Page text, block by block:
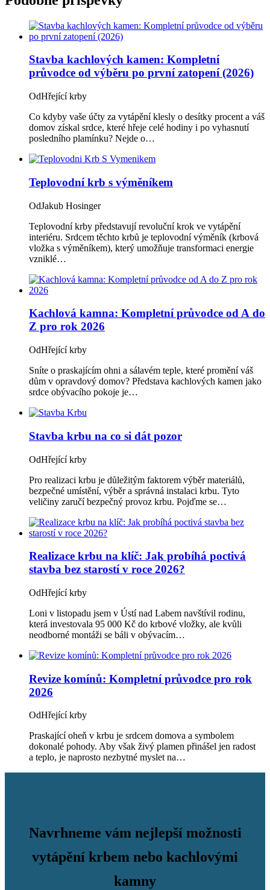
Stavba kachlových kamen: Kompletní
průvodce od výběru po první zatopení (2026)
OdHřející krby
Co kdyby vaše účty za vytápění klesly o desítky procent a váš
domov získal srdce, které hřeje celé hodiny i po vyhasnutí
posledního plamínku? Nejde o…
Teplovodní krb s výměníkem
OdJakub Hosinger
Teplovodní krby představují revoluční krok ve vytápění
interiéru. Srdcem těchto krbů je teplovodní výměník (krbová
vložka s výměníkem), který umožňuje transformaci energie
vzniklé…
Kachlová kamna: Kompletní průvodce od A do
Z pro rok 2026
OdHřející krby
Sníte o praskajícím ohni a sálavém teple, které promění váš
dům v opravdový domov? Představa kachlových kamen jako
srdce obývacího pokoje je…
Stavba krbu na co si dát pozor
OdHřející krby
Pro realizaci krbu je důležitým faktorem výběr materiálů,
bezpečné umístění, výběr a správná instalaci krbu. Tyto
veličiny zaručí bezpečný provoz krbu. Pojďme se…
Realizace krbu na klíč: Jak probíhá poctivá
stavba bez starostí v roce 2026?
OdHřející krby
Loni v listopadu jsem v Ústí nad Labem navštívil rodinu,
která investovala 95 000 Kč do krbové vložky, ale kvůli
neodborné montáži se báli v obývacím…
Revize komínů: Kompletní průvodce pro rok
2026
OdHřející krby
Praskající oheň v krbu je srdcem domova a symbolem
dokonalé pohody. Aby však živý plamen přinášel jen radost
a teplo, je naprosto nezbytné myslet na…
Navrhneme vám nejlepší možnosti
vytápění krbem nebo kachlovými
kamny